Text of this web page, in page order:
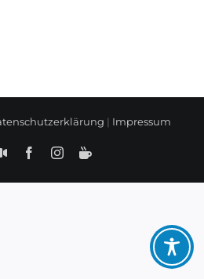
| Impressum
SamPlayFacebookInstagramBuyMeCoffe